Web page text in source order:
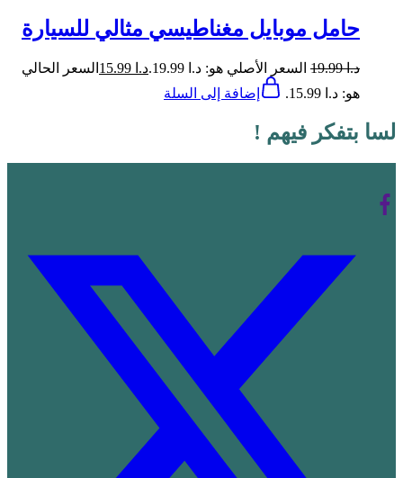
حامل موبايل مغناطيسي مثالي للسيارة
د.ا19.99 السعر الأصلي هو: د.ا 19.99. د.ا
السعر الحالي
هو: د.ا 15.99.
إضافة إلى السلة
لسا بتفكر فيهم !